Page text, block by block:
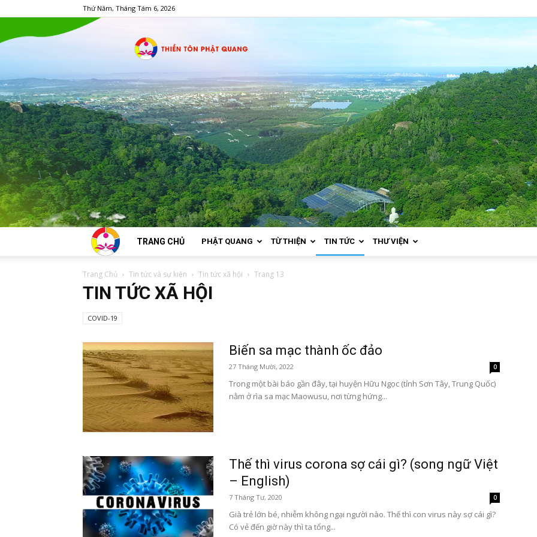
Thứ Năm, Tháng Tám 6, 2026
TRANG CHỦ PHẬT QUANG TỪ THIỆN TIN TỨC THƯ VIỆN
Trang Chủ Tin tức và sự kiện Tin tức xã hội Trang 13
TIN TỨC XÃ HỘI
COVID-19
Biến sa mạc thành ốc đảo
27 Tháng Mười, 2022 0
Trong một bài báo gần đây, tại huyện Hữu Ngọc (tỉnh Sơn Tây, Trung Quốc)
nằm ở rìa sa mạc Maowusu, nơi từng hứng...
Thế thì virus corona sợ cái gì? (song ngữ Việt
– English)
7 Tháng Tư, 2020 0
Già trẻ lớn bé, nhiễm không ngại người nào. Thế thì con virus này sợ cái gì?
Có vẻ đến giờ này thì ta tổng...